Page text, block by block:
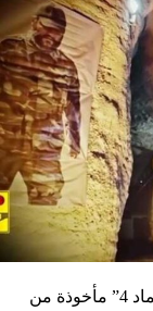
“النهار” تكشف حقيقة صور في فيديو نفق “عماد 4” مأخوذة من